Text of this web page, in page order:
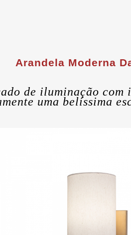
Arandela Moderna
de iluminação
uma belíssima